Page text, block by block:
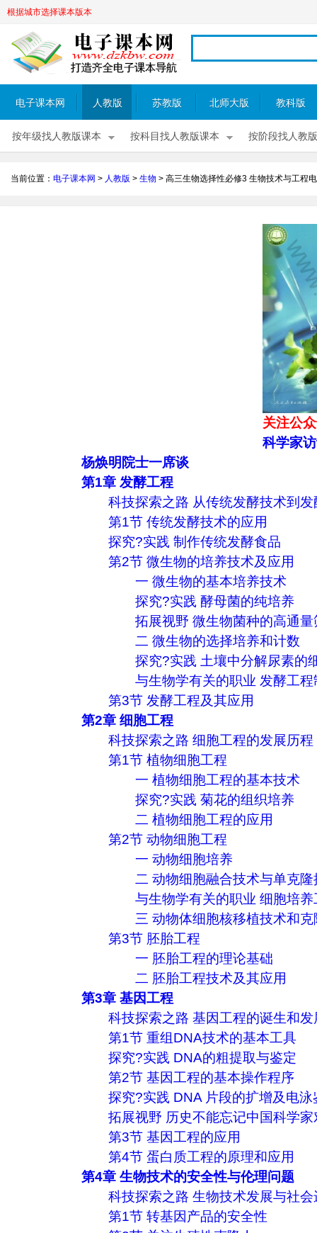
根据城市选择课本版本
电子课本网 人教版 苏教版 北师大版 教科版
按年级找人教版课本 按科目找人教版课本 按阶段找人教
当前位置： 电子课本网 > 人教版 > 生物 > 高三生物选择性必修3 生物技术与工程
关注公
科学家
杨焕明院士一席谈
第1章 发酵工程
科技探索之路 从传统发酵技术到发
第1节 传统发酵技术的应用
探究?实践 制作传统发酵食品
第2节 微生物的培养技术及应用
一 微生物的基本培养技术
探究?实践 酵母菌的纯培养
拓展视野 微生物菌种的高通量
二 微生物的选择培养和计数
探究?实践 土壤中分解尿素的
与生物学有关的职业 发酵工程
第3节 发酵工程及其应用
第2章 细胞工程
科技探索之路 细胞工程的发展历程
第1节 植物细胞工程
一 植物细胞工程的基本技术
探究?实践 菊花的组织培养
二 植物细胞工程的应用
第2节 动物细胞工程
一 动物细胞培养
二 动物细胞融合技术与单克隆
与生物学有关的职业 细胞培养
三 动物体细胞核移植技术和克
第3节 胚胎工程
一 胚胎工程的理论基础
二 胚胎工程技术及其应用
第3章 基因工程
科技探索之路 基因工程的诞生和发
第1节 重组DNA技术的基本工具
探究?实践 DNA的粗提取与鉴定
第2节 基因工程的基本操作程序
探究?实践 DNA 片段的扩增及电泳
拓展视野 历史不能忘记中国科学
第3节 基因工程的应用
第4节 蛋白质工程的原理和应用
第4章 生物技术的安全性与伦理问题
科技探索之路 生物技术发展与社会
第1节 转基因产品的安全性